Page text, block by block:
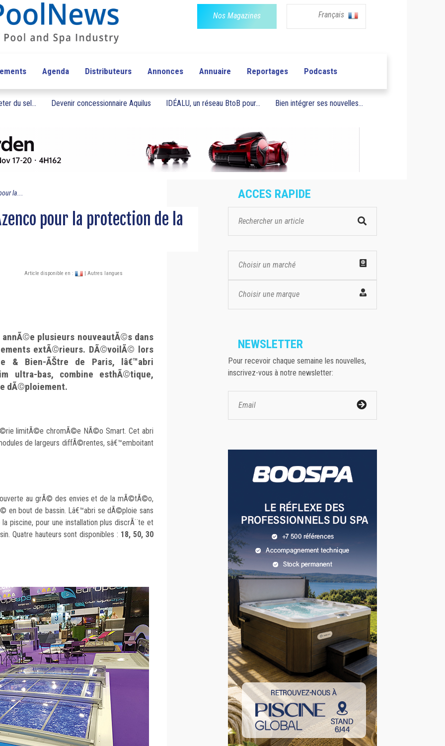
Nos Magazines Français
Agenda Distributeurs Annonces Annuaire Reportages Podcasts
du sel... Devenir concessionnaire Aquilus IDÉALU, un réseau BtoB pour... Bien intégrer ses nouvelles...
la...
pour la protection de la
Article disponible en : | Autres langues
plusieurs nouveautÃ©s dans
extÃ©rieurs. DÃ©voilÃ© lors
& Bien-ÃŠtre de Paris, lâ€™abri
ultra-bas, combine esthÃ©tique,
dÃ©ploiement.
limitÃ©e chromÃ©e NÃ©o Smart. Cet abri
de largeurs diffÃ©rentes, sâ€™emboitant
au grÃ© des envies et de la mÃ©tÃ©o,
en bout de bassin. Lâ€™abri se dÃ©ploie sans
piscine, pour une installation plus discrÃ¨te et
Quatre hauteurs sont disponibles : 18, 50, 30
ACCES RAPIDE
Choisir un marché
Choisir une marque
NEWSLETTER
Pour recevoir chaque semaine les nouvelles,
inscrivez-vous à notre newsletter: